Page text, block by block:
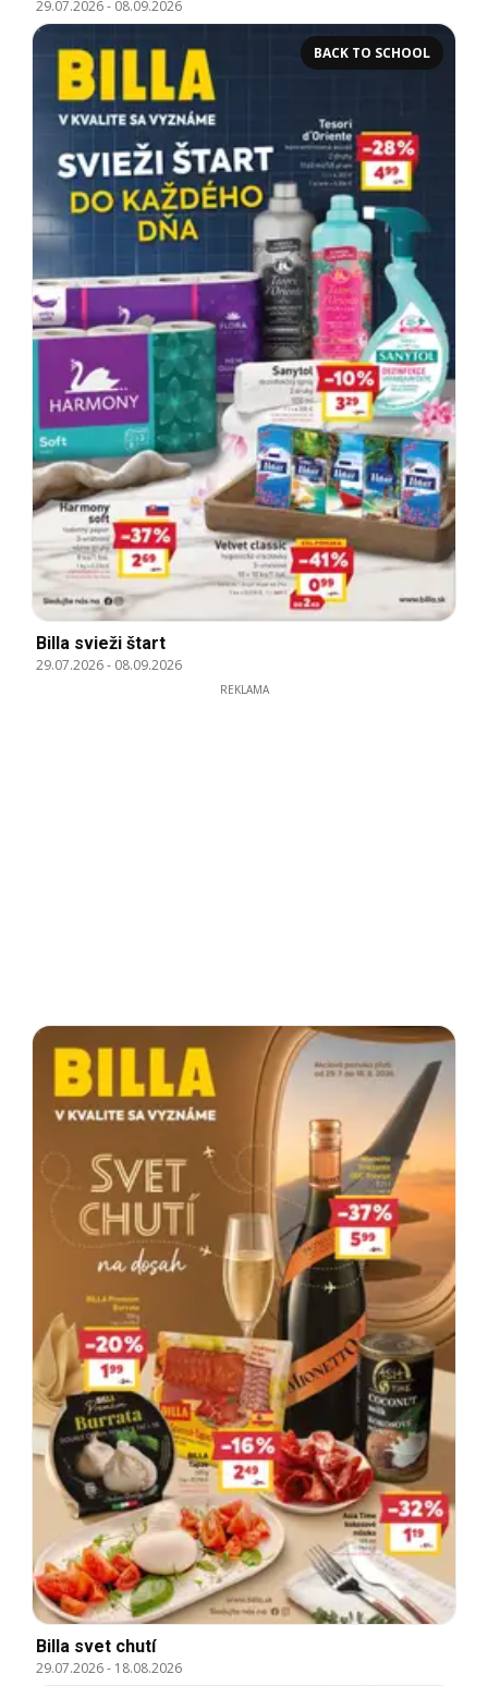
29.07.2026- 08.09.2026
BACK TO SCHOOL
Billa svieži štart
29.07.2026- 08.09.2026
REKLAMA
Billa svet chutí
29.07.2026- 18.08.2026